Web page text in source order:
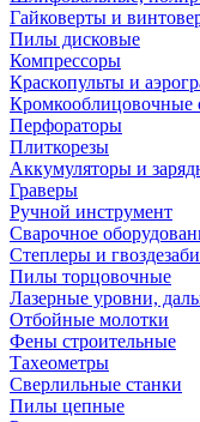
Гайковерты и
Пилы дисковые
Компрессоры
Краскопульты и
Кромкооблицовочные
Перфораторы
Плиткорезы
Аккумуляторы и
Граверы
Ручной инструмент
Сварочное
Степлеры и
Пилы торцовочные
Лазерные уровни,
Отбойные молотки
Фены строительные
Тахеометры
Сверлильные станки
Пилы цепные